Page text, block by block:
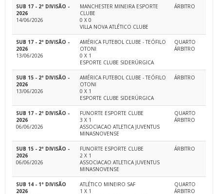
SUB 17 - 2ª DIVISÃO -
2026
14/06/2026
MANCHESTER MINEIRA ESPORTE
CLUBE
0 X 0
VILLA NOVA ATLÉTICO CLUBE
ÁRBITRO
SUB 17 - 2ª DIVISÃO -
2026
13/06/2026
AMÉRICA FUTEBOL CLUBE - TEÓFILO
OTONI
0 X 1
ESPORTE CLUBE SIDERÚRGICA
QUARTO
ÁRBITRO
SUB 15 - 2ª DIVISÃO -
2026
13/06/2026
AMÉRICA FUTEBOL CLUBE - TEÓFILO
OTONI
0 X 1
ESPORTE CLUBE SIDERÚRGICA
ÁRBITRO
SUB 17 - 2ª DIVISÃO -
2026
06/06/2026
FUNORTE ESPORTE CLUBE
3 X 1
ASSOCIACAO ATLETICA JUVENTUS
MINASNOVENSE
QUARTO
ÁRBITRO
SUB 15 - 2ª DIVISÃO -
2026
06/06/2026
FUNORTE ESPORTE CLUBE
2 X 1
ASSOCIACAO ATLETICA JUVENTUS
MINASNOVENSE
ÁRBITRO
SUB 14 - 1ª DIVISÃO
2026
ATLÉTICO MINEIRO SAF
1 X 1
QUARTO
ÁRBITRO